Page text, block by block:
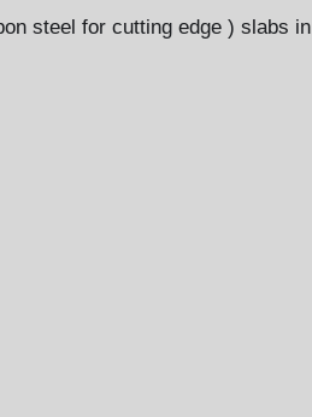
steel for cutting edge ) slabs